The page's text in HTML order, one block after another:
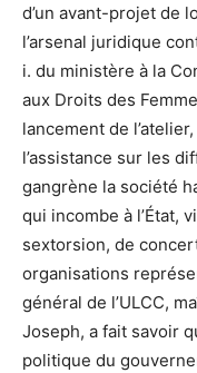
d’un avant-projet de
l’arsenal juridique
i. du ministère à la
aux Droits des
lancement de
l’assistance sur les
gangrène la société
qui incombe à l’État,
sextorsion, de
organisations
général de l’ULCC,
Joseph, a fait savoir
politique du